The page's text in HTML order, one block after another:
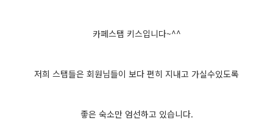
카페스탭 키스입니다~^^
저희 스탭들은 회원님들이 보다 편히 지내고 가실수있도록
좋은 숙소만 엄선하고 있습니다.